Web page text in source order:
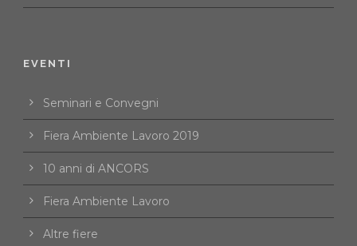
EVENTI
Seminari e Convegni
Fiera Ambiente Lavoro 2019
10 anni di ANCORS
Fiera Ambiente Lavoro
Altre fiere